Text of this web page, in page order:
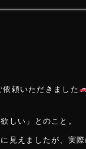
頼いただきました
しい」とのこと。
見えましたが、実